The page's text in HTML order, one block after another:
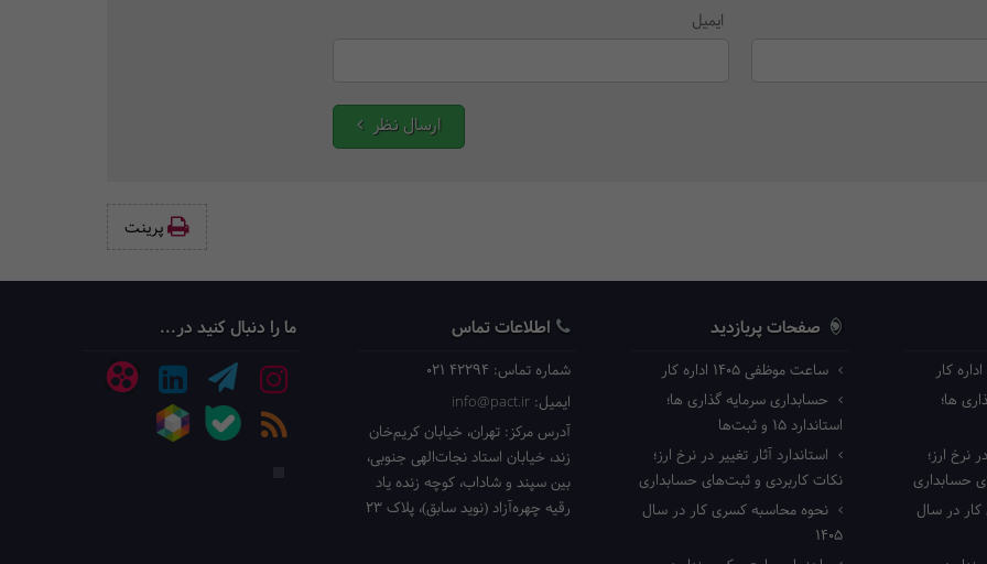
ایمیل
ارسال نظر
پرینت‌
ها؛
نرخ ارز؛
حسابداری
در سال
صفحات پربازدید
ساعت موظفی ۱۴۰۵ اداره کار
حسابداری سرمایه گذاری ها؛
استاندارد ۱۵ و ثبت‌ها
استاندارد آثار تغییر در نرخ ارز؛
نکات کاربردی و ثبت‌های حسابداری
نحوه محاسبه کسری کار در سال
۱۴۰۵
اطلاعات تماس
شماره تماس: 021 42294
ایمیل:info@pact.ir
آدرس مرکز:تهران، خیابان کریم‌خان
زند، خیابان استاد نجات‌الهی جنوبی،
بین سپند و شاداب، کوچه زنده یاد
رقیه چهره‌آزاد (نوید سابق)، پلاک 23
ما را دنبال کنید در...